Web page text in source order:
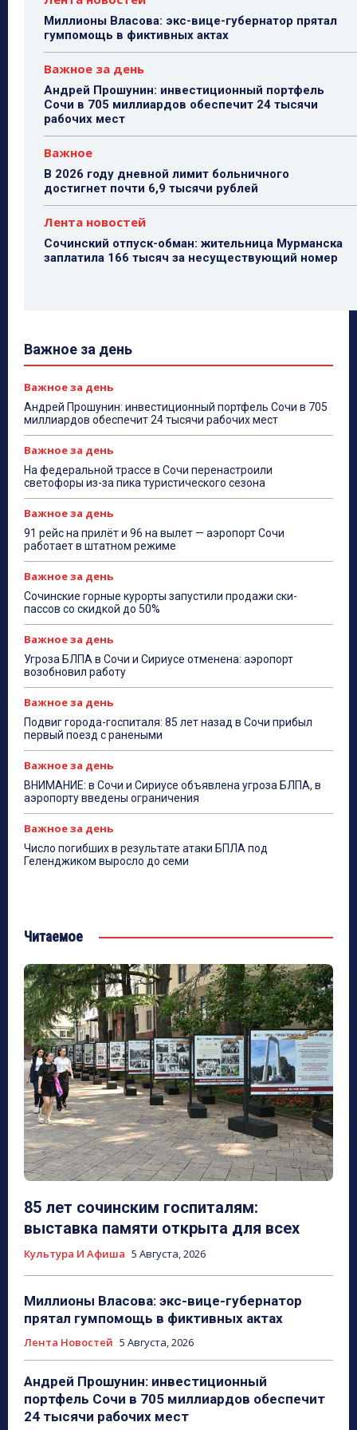
Миллионы Власова: экс-вице-губернатор прятал
гумпомощь в фиктивных актах
Важное за день
Андрей Прошунин: инвестиционный портфель
Сочи в 705 миллиардов обеспечит 24 тысячи
рабочих мест
Важное
В 2026 году дневной лимит больничного
достигнет почти 6,9 тысячи рублей
Лента новостей
Сочинский отпуск-обман: жительница Мурманска
заплатила 166 тысяч за несуществующий номер
Важное за день
Важное за день
Андрей Прошунин: инвестиционный портфель Сочи в 705
миллиардов обеспечит 24 тысячи рабочих мест
Важное за день
На федеральной трассе в Сочи перенастроили
светофоры из-за пика туристического сезона
Важное за день
91 рейс на прилёт и 96 на вылет — аэропорт Сочи
работает в штатном режиме
Важное за день
Сочинские горные курорты запустили продажи ски-
пассов со скидкой до 50%
Важное за день
Угроза БЛПА в Сочи и Сириусе отменена: аэропорт
возобновил работу
Важное за день
Подвиг города-госпиталя: 85 лет назад в Сочи прибыл
первый поезд с ранеными
Важное за день
ВНИМАНИЕ: в Сочи и Сириусе объявлена угроза БЛПА, в
аэропорту введены ограничения
Важное за день
Число погибших в результате атаки БПЛА под
Геленджиком выросло до семи
Читаемое
85 лет сочинским госпиталям:
выставка памяти открыта для всех
Культура И Афиша 5 Августа, 2026
Миллионы Власова: экс-вице-губернатор
прятал гумпомощь в фиктивных актах
Лента Новостей 5 Августа, 2026
Андрей Прошунин: инвестиционный
портфель Сочи в 705 миллиардов обеспечит
24 тысячи рабочих мест